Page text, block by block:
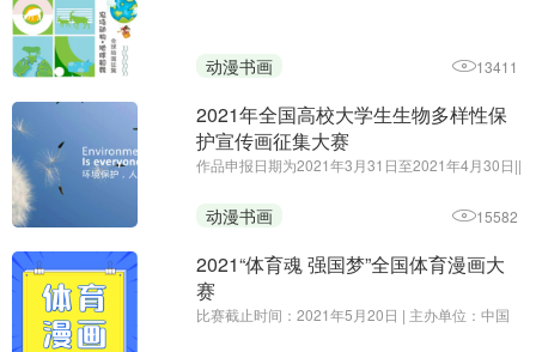
动漫书画 13411
2021年全国高校大学生生物多样性保
护宣传画征集大赛
作品申报日期为2021年3月31日至2021年4月30日||
物多样性日的主题为“呵护自然·有你有我”（We're
part of the solution），旨在提醒人们，生物多样性
动漫书画 15582
2021“体育魂 强国梦”全国体育漫画大
赛
比赛截止时间：2021年5月20日 | 主办单位：中国